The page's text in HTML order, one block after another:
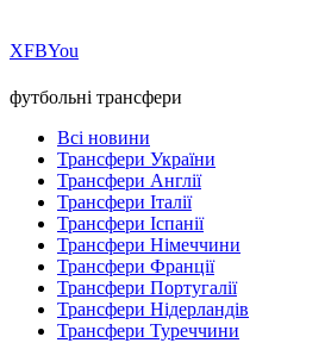
ХFBYou
футбольні трансфери
Всі новини
Трансфери України
Трансфери Англії
Трансфери Італії
Трансфери Іспанії
Трансфери Німеччини
Трансфери Франції
Трансфери Португалії
Трансфери Нідерландів
Трансфери Туреччини